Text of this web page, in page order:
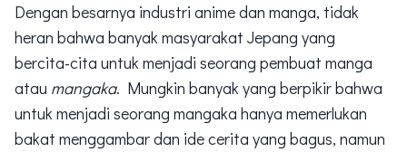
Dengan besarnya industri anime dan manga, tidak
heran bahwa banyak masyarakat Jepang yang
bercita-cita untuk menjadi seorang pembuat manga
atau mangaka. Mungkin banyak yang berpikir bahwa
untuk menjadi seorang mangaka hanya memerlukan
bakat menggambar dan ide cerita yang bagus, namun